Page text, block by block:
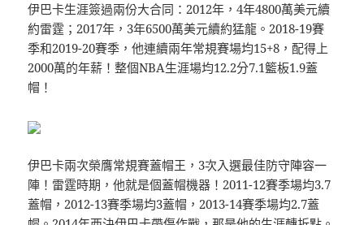
伊巴卡生涯簽過兩份大合同：2012年，4年4800萬美元續
約雷霆；2017年，3年6500萬美元續約猛龍。2018-19賽
季和2019-20賽季，他連續兩年常規賽場均15+8，配得上
2000萬的年薪！整個NBA生涯場均12.2分7.1籃板1.9蓋
帽！
伊巴卡兩次榮膺常規賽蓋帽王，3次入選最佳防守陣容一
陣！雷霆時期，他就是個蓋帽機器！2011-12賽季場均3.7
蓋帽，2012-13賽季場均3蓋帽，2013-14賽季場均2.7蓋